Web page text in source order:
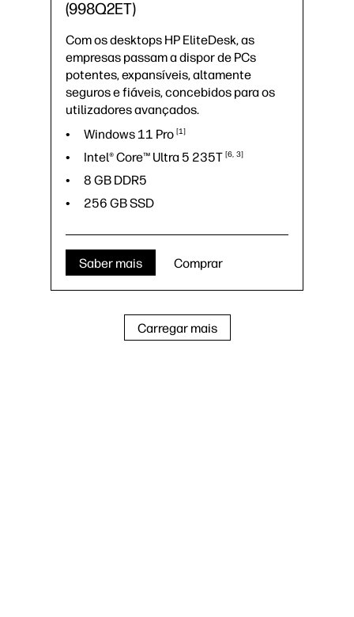
(998Q2ET)
Com os desktops HP EliteDesk, as
empresas passam a dispor de PCs
potentes, expansíveis, altamente
seguros e fiáveis, concebidos para os
utilizadores avançados.
Windows 11 Pro 1
Intel® Core™ Ultra 5 235T 6 3
8 GB DDR5
256 GB SSD
Saber mais Comprar
Carregar mais